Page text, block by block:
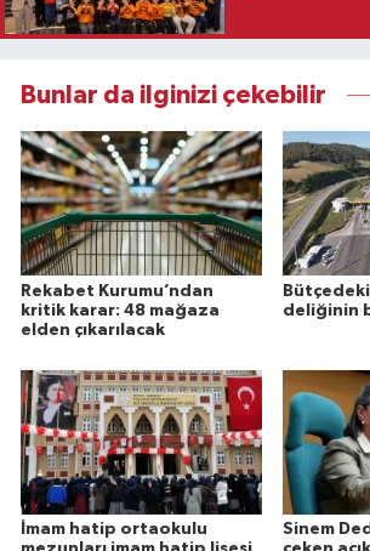
Bunlar da ilginizi çekebilir
Rekabet Kurumu’ndan
kritik karar: 48 mağaza
elden çıkarılacak
deliğinin
İmam hatip ortaokulu
Sinem